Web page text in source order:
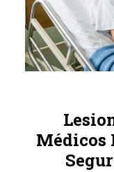
Médicos